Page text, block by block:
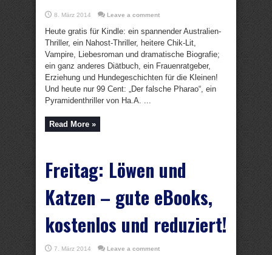
8. März 2014 Leave a comment
Heute gratis für Kindle: ein spannender Australien-
Thriller, ein Nahost-Thriller, heitere Chik-Lit,
Vampire, Liebesroman und dramatische Biografie;
ein ganz anderes Diätbuch, ein Frauenratgeber,
Erziehung und Hundegeschichten für die Kleinen!
Und heute nur 99 Cent: „Der falsche Pharao“, ein
Pyramidenthriller von Ha.A. ...
Read More »
Freitag: Löwen und
Katzen – gute eBooks,
kostenlos und reduziert!
7. März 2014 Leave a comment